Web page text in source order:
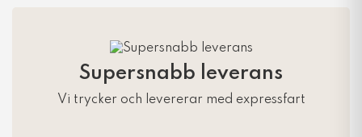
Supersnabb leverans
Vi trycker och levererar med expressfart